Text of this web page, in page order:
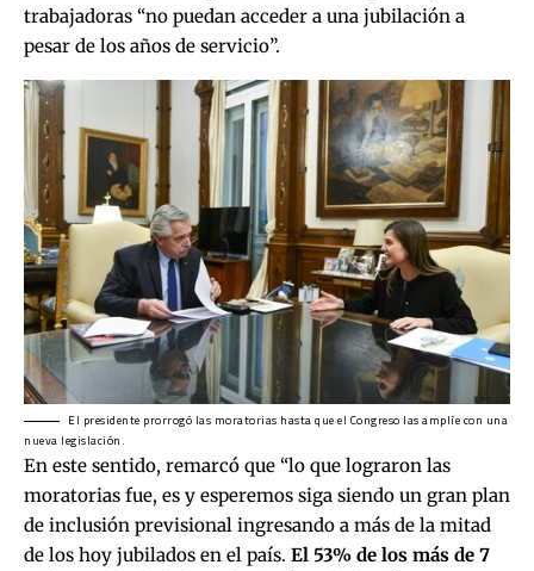
trabajadoras “no puedan acceder a una jubilación a
pesar de los años de servicio”.
El presidente prorrogó las moratorias hasta que el Congreso las amplíe con una
nueva legislación.
En este sentido, remarcó que “lo que lograron las
moratorias fue, es y esperemos siga siendo un gran plan
de inclusión previsional ingresando a más de la mitad
de los hoy jubilados en el país. El 53% de los más de 7